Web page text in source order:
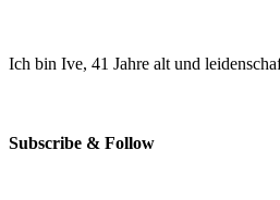
Ich bin Ive, 41 Jahre alt und
Subscribe & Follow